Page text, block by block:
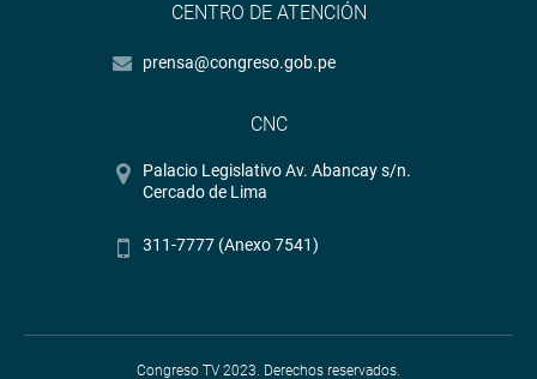
CENTRO DE ATENCIÓN
prensa@congreso.gob.pe
CNC
Palacio Legislativo Av. Abancay s/n.
Cercado de Lima
311-7777 (Anexo 7541)
Congreso TV 2023. Derechos reservados.